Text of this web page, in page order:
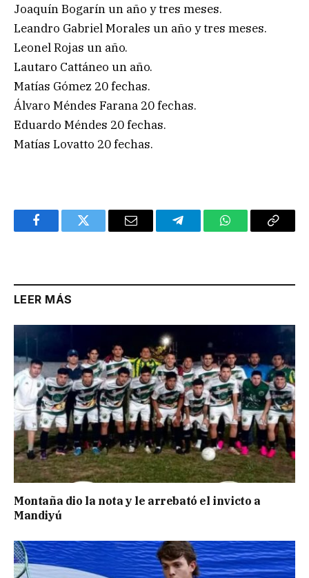
Joaquín Bogarín un año y tres meses.
Leandro Gabriel Morales un año y tres meses.
Leonel Rojas un año.
Lautaro Cattáneo un año.
Matías Gómez 20 fechas.
Álvaro Méndes Farana 20 fechas.
Eduardo Méndes 20 fechas.
Matías Lovatto 20 fechas.
FacebookTwitter Email TelegramWhatsAppCopy
LEER MÁS
Montaña dio la nota y le arrebató el invicto a
Mandiyú